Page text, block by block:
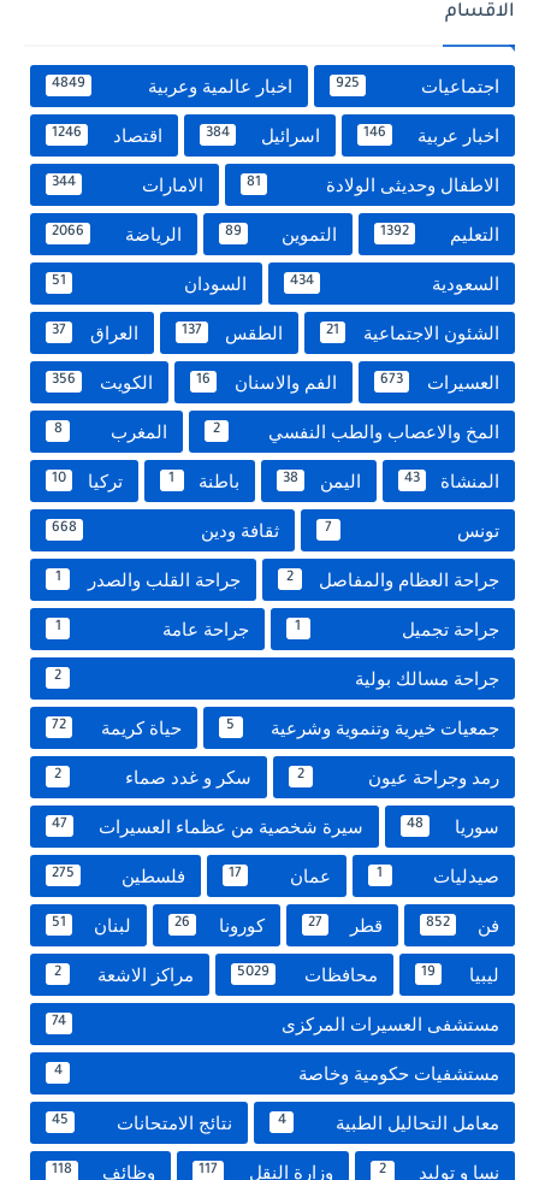
الاقسام
اجتماعيات 925 اخبار عالمية وعربية 4849
اخبار عربية 146 اسرائيل 384 اقتصاد 1246
الاطفال وحديثى الولادة 81 الامارات 344
التعليم 1392 التموين 89 الرياضة 2066
السعودية 434 السودان 51
الشئون الاجتماعية 21 الطقس 137 العراق 37
العسيرات 673 الفم والاسنان 16 الكويت 356
المخ والاعصاب والطب النفسي 2 المغرب 8
المنشاة 43 اليمن 38 باطنة 1 تركيا 10
تونس 7 ثقافة ودين 668
جراحة العظام والمفاصل 2 جراحة القلب والصدر 1
جراحة تجميل 1 جراحة عامة 1
جراحة مسالك بولية 2
جمعيات خيرية وتنموية وشرعية 5 حياة كريمة 72
رمد وجراحة عيون 2 سكر و غدد صماء 2
سوريا 48 سيرة شخصية من عظماء العسيرات 47
صيدليات 1 عمان 17 فلسطين 275
فن 852 قطر 27 كورونا 26 لبنان 51
ليبيا 19 محافظات 5029 مراكز الاشعة 2
مستشفى العسيرات المركزى 74
مستشفيات حكومية وخاصة 4
معامل التحاليل الطبية 4 نتائج الامتحانات 45
نسا و توليد 2 وزارة النقل 117 وظائف 118